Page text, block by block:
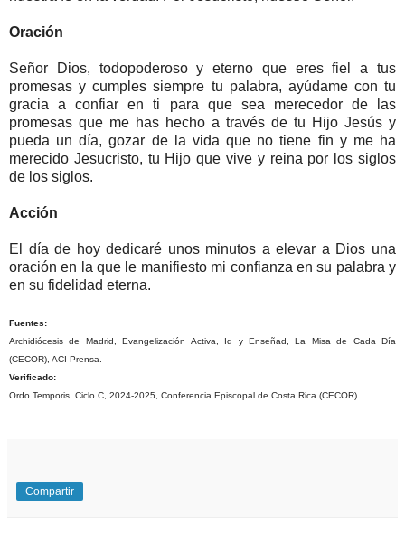
Oración
Señor Dios, todopoderoso y eterno que eres fiel a tus
promesas y cumples siempre tu palabra, ayúdame con tu
gracia a confiar en ti para que sea merecedor de las
promesas que me has hecho a través de tu Hijo Jesús y
pueda un día, gozar de la vida que no tiene fin y me ha
merecido Jesucristo, tu Hijo que vive y reina por los siglos
de los siglos.
Acción
El día de hoy dedicaré unos minutos a elevar a Dios una
oración en la que le manifiesto mi confianza en su palabra y
en su fidelidad eterna.
Fuentes:
Archidiócesis de Madrid, Evangelización Activa, Id y Enseñad, La Misa de Cada Día
(CECOR), ACI Prensa.
Verificado:
Ordo Temporis, Ciclo C, 2024-2025, Conferencia Episcopal de Costa Rica (CECOR).
Compartir